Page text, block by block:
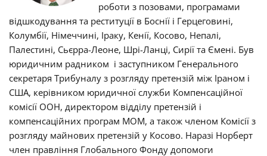
роботи з позовами, програмами
відшкодування та реституції в Боснії і Герцеговині,
Колумбії, Німеччині, Іраку, Кенії, Косово, Непалі,
Палестині, Сьєрра-Леоне, Шрі-Ланці, Сирії та Ємені. Був
юридичним радником і заступником Генерального
секретаря Трибуналу з розгляду претензій між Іраном і
США, керівником юридичної служби Компенсаційної
комісії ООН, директором відділу претензій і
компенсаційних програм МОМ, а також членом Комісії з
розгляду майнових претензій у Косово. Наразі Норберт
член правління Глобального Фонду допомоги